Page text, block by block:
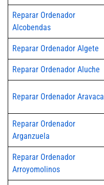
Reparar Ordenador
Alcobendas
Reparar Ordenador Algete
Reparar Ordenador Aluche
Reparar Ordenador Aravaca
Reparar Ordenador
Arganzuela
Reparar Ordenador
Arroyomolinos